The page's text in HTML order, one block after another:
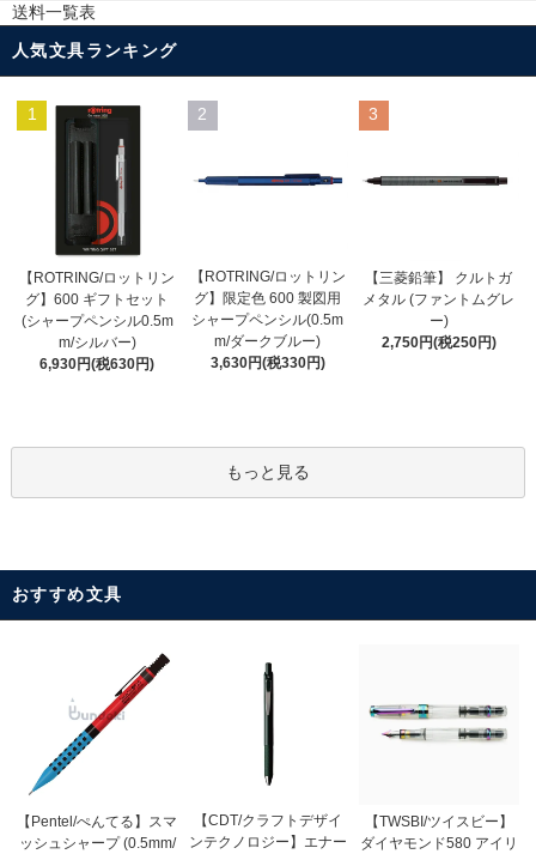
送料一覧表
人気文具ランキング
1
【ROTRING/ロットリン
グ】600 ギフトセット
(シャープペンシル0.5m
m/シルバー)
6,930円(税630円)
2
【ROTRING/ロットリン
グ】限定色 600 製図用
シャープペンシル(0.5m
m/ダークブルー)
3,630円(税330円)
3
【三菱鉛筆】 クルトガ
メタル (ファントムグレ
ー)
2,750円(税250円)
もっと見る
おすすめ文具
【Pentel/ぺんてる】スマ
ッシュシャープ (0.5mm/
【CDT/クラフトデザイ
ンテクノロジー】エナー
【TWSBI/ツイスビー】
ダイヤモンド580 アイリ